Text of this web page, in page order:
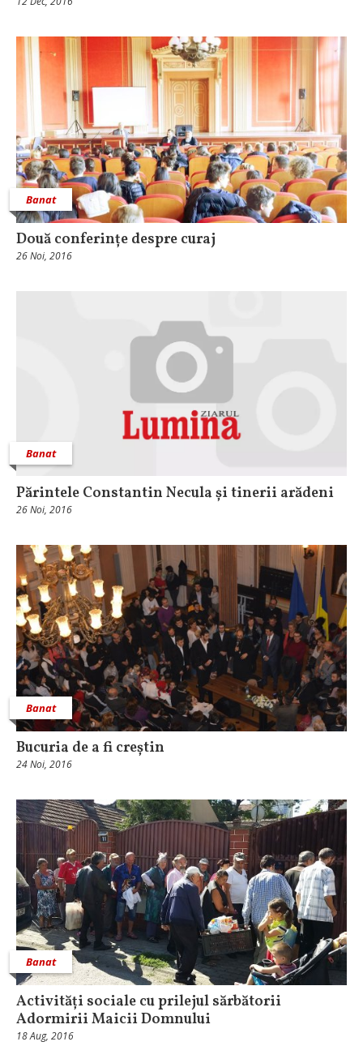
Banat
Două conferințe despre curaj
26 Noi, 2016
Banat
Părintele Constantin Necula și tinerii arădeni
26 Noi, 2016
Banat
Bucuria de a fi creștin
24 Noi, 2016
Banat
Activități sociale cu prilejul sărbătorii
Adormirii Maicii Domnului
18 Aug, 2016